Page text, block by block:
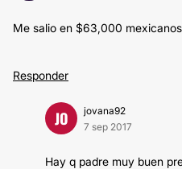
Me salio en $63,000
Responder
JO
jovana92
7 sep 2017
Hay q padre muy buen